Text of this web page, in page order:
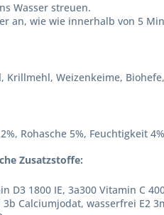
Wasser streuen.
an, wie wie innerhalb von 5
Krillmehl, Weizenkeime,
Rohasche 5%, Feuchtigkeit
Zusatzstoffe:
D3 1800 IE, 3a300 Vitamin C
Calciumjodat, wasserfrei E2